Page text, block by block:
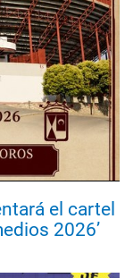
el cartel
2026’